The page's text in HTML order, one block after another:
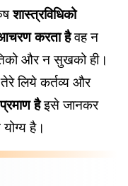
शास्त्रविधिको
आचरण करता हैवह न
और न सुखको ही।
लिये कर्तव्य और
हैइसे जानकर
है।